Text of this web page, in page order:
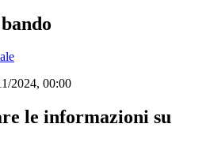
2024, 00:00
le informazioni su